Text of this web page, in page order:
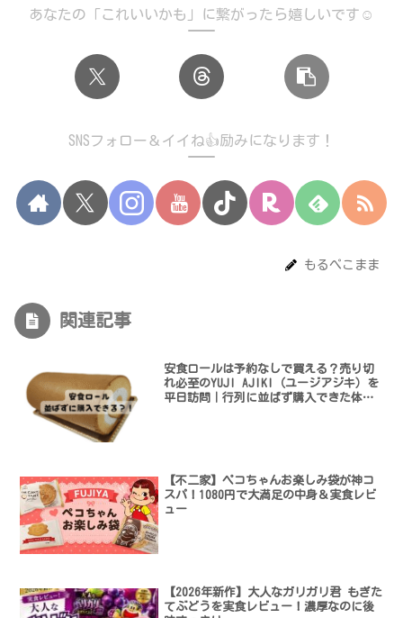
あなたの「これいいかも」に繋がったら嬉しいです☺️
SNSフォロー＆イイね👍励みになります！
もるぺこまま
関連記事
安食ロールは予約なしで買える？売り切
れ必至のYUJI AJIKI（ユージアジキ）を
平日訪問｜行列に並ばず購入できた体験
【不二家】ペコちゃんお楽しみ袋が神コ
スパ！1080円で大満足の中身＆実食レビ
ュー
【2026年新作】大人なガリガリ君 もぎた
てぶどうを実食レビュー！濃厚なのに後